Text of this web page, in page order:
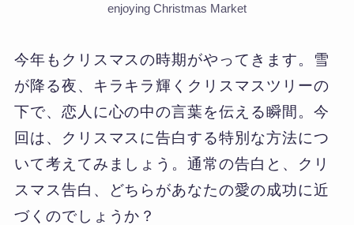
enjoying Christmas Market
今年もクリスマスの時期がやってきます。雪
が降る夜、キラキラ輝くクリスマスツリーの
下で、恋人に心の中の言葉を伝える瞬間。今
回は、クリスマスに告白する特別な方法につ
いて考えてみましょう。通常の告白と、クリ
スマス告白、どちらがあなたの愛の成功に近
づくのでしょうか？